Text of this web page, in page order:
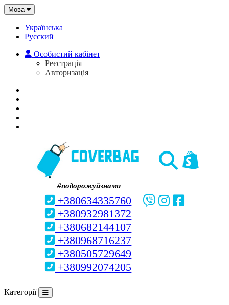
Мова
Українська
Русский
Особистий кабінет
Реєстрація
Авторизація
#подорожуйзнами
+380634335760
+380932981372
+380682144107
+380968716237
+380505729649
+380992074205
Категорії